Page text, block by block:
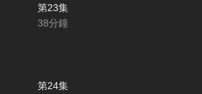
第23集
38分鐘
第24集